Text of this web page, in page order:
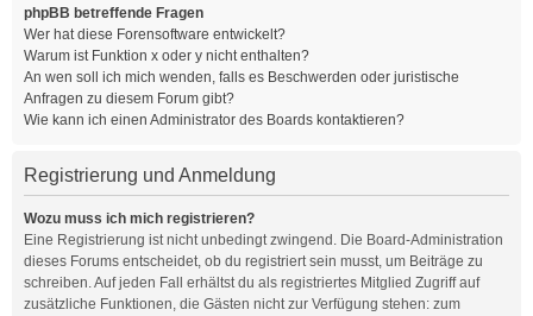
phpBB betreffende Fragen
Wer hat diese Forensoftware entwickelt?
Warum ist Funktion x oder y nicht enthalten?
An wen soll ich mich wenden, falls es Beschwerden oder juristische
Anfragen zu diesem Forum gibt?
Wie kann ich einen Administrator des Boards kontaktieren?
Registrierung und Anmeldung
Wozu muss ich mich registrieren?
Eine Registrierung ist nicht unbedingt zwingend. Die Board-Administration
dieses Forums entscheidet, ob du registriert sein musst, um Beiträge zu
schreiben. Auf jeden Fall erhältst du als registriertes Mitglied Zugriff auf
zusätzliche Funktionen, die Gästen nicht zur Verfügung stehen: zum